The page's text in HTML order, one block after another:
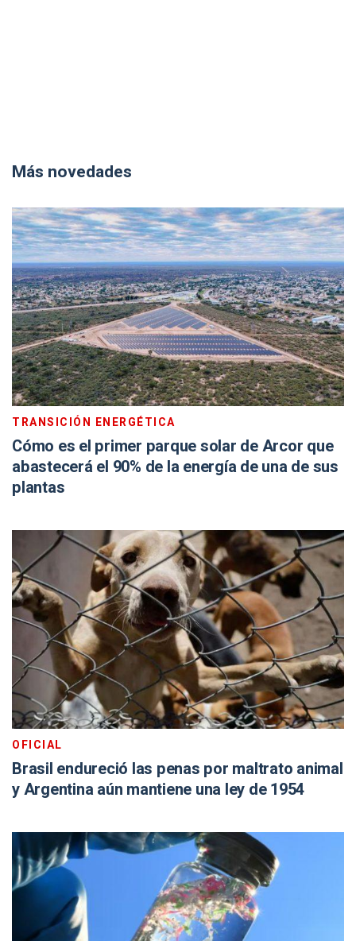
Más novedades
TRANSICIÓN ENERGÉTICA
Cómo es el primer parque solar de Arcor que
abastecerá el 90% de la energía de una de sus
plantas
OFICIAL
Brasil endureció las penas por maltrato animal
y Argentina aún mantiene una ley de 1954